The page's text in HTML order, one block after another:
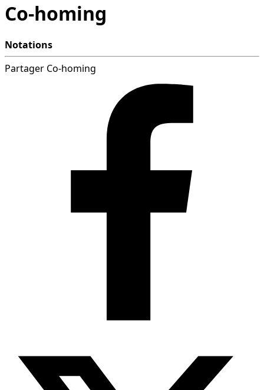
Co-homing
Notations
Partager Co-homing